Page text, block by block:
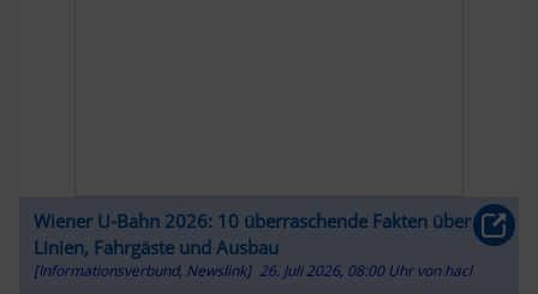
Wiener U-Bahn 2026: 10 überraschende Fakten über
Linien, Fahrgäste und Ausbau
[Informationsverbund, Newslink] 26. Juli 2026, 08:00 Uhr vonhacl